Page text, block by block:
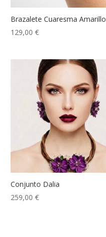
Brazalete Cuaresma Amarillo
129,00 €
Conjunto Dalia
259,00 €